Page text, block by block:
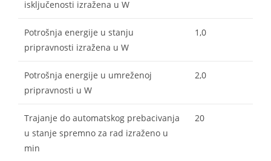
isključenosti izražena u W
Potrošnja energije u stanju
pripravnosti izražena u W
1,0
Potrošnja energije u umreženoj
pripravnosti u W
2,0
Trajanje do automatskog prebacivanja
u stanje spremno za rad izraženo u
min
20